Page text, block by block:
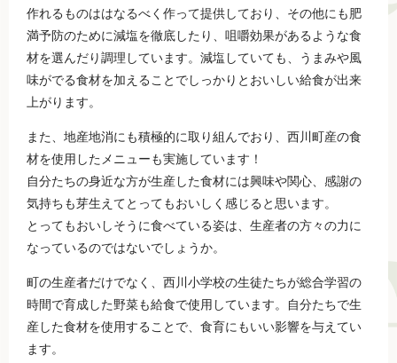
作れるものははなるべく作って提供しており、その他にも肥
満予防のために減塩を徹底したり、咀嚼効果があるような食
材を選んだり調理しています。減塩していても、うまみや風
味がでる食材を加えることでしっかりとおいしい給食が出来
上がります。
また、地産地消にも積極的に取り組んでおり、西川町産の食
材を使用したメニューも実施しています！
自分たちの身近な方が生産した食材には興味や関心、感謝の
気持ちも芽生えてとってもおいしく感じると思います。
とってもおいしそうに食べている姿は、生産者の方々の力に
なっているのではないでしょうか。
町の生産者だけでなく、西川小学校の生徒たちが総合学習の
時間で育成した野菜も給食で使用しています。自分たちで生
産した食材を使用することで、食育にもいい影響を与えてい
ます。